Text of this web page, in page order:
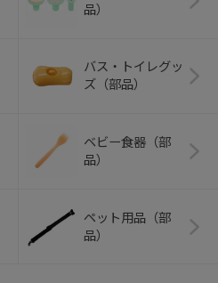
品）
バス・トイレグッ
ズ（部品）
ベビー食器（部
品）
ペット用品（部
品）